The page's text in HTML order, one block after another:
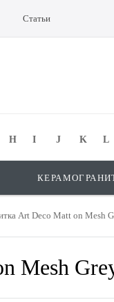
Статьи
H I J K L
Art Deco Matt on Mesh
Mesh